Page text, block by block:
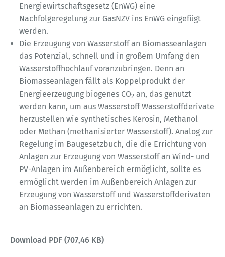
Energiewirtschaftsgesetz (EnWG) eine
Nachfolgeregelung zur GasNZV ins EnWG eingefügt
werden.
Die Erzeugung von Wasserstoff an Biomasseanlagen
das Potenzial, schnell und in großem Umfang den
Wasserstoffhochlauf voranzubringen. Denn an
Biomasseanlagen fällt als Koppelprodukt der
Energieerzeugung biogenes CO2 an, das genutzt
werden kann, um aus Wasserstoff Wasserstoffderivate
herzustellen wie synthetisches Kerosin, Methanol
oder Methan (methanisierter Wasserstoff). Analog zur
Regelung im Baugesetzbuch, die die Errichtung von
Anlagen zur Erzeugung von Wasserstoff an Wind- und
PV-Anlagen im Außenbereich ermöglicht, sollte es
ermöglicht werden im Außenbereich Anlagen zur
Erzeugung von Wasserstoff und Wasserstoffderivaten
an Biomasseanlagen zu errichten.
Download PDF (707,46 KB)